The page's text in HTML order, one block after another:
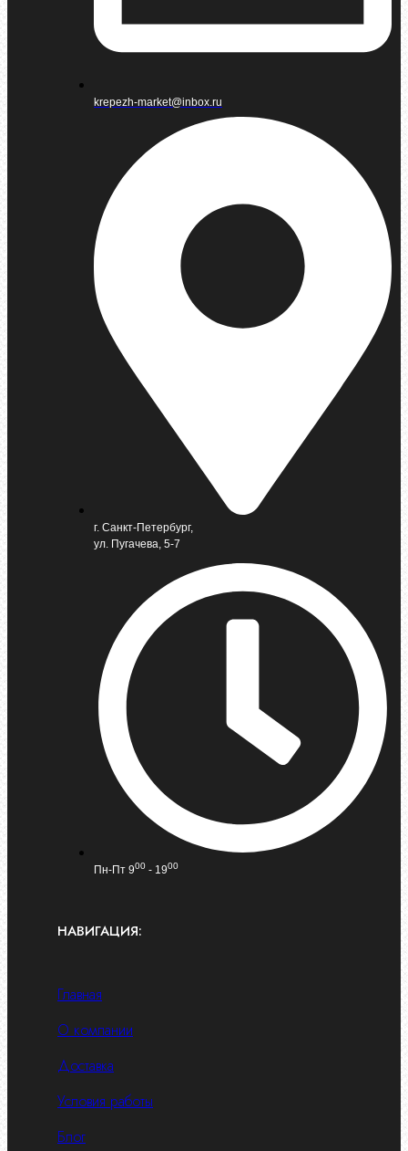
krepezh-market@inbox.ru
г. Санкт-Петербург,
ул. Пугачева, 5-7
Пн-Пт 900 - 1900
НАВИГАЦИЯ:
Главная
О компании
Доставка
Условия работы
Блог